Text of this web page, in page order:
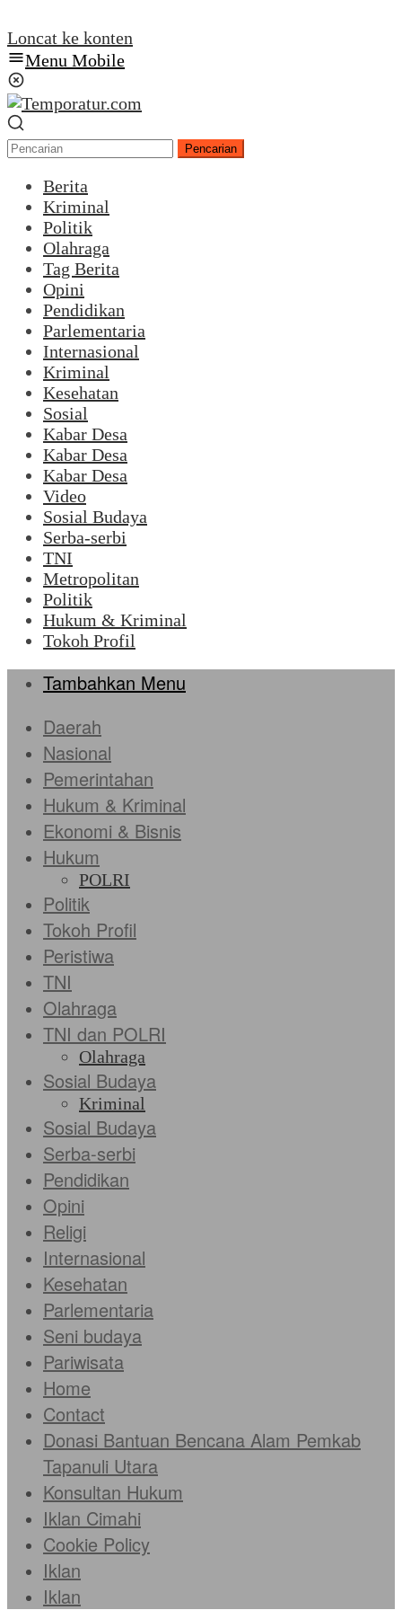
Loncat ke konten
Menu Mobile
Pencarian
Berita
Kriminal
Politik
Olahraga
Tag Berita
Opini
Pendidikan
Parlementaria
Internasional
Kriminal
Kesehatan
Sosial
Kabar Desa
Kabar Desa
Kabar Desa
Video
Sosial Budaya
Serba-serbi
TNI
Metropolitan
Politik
Hukum & Kriminal
Tokoh Profil
Tambahkan Menu
Daerah
Nasional
Pemerintahan
Hukum & Kriminal
Ekonomi & Bisnis
Hukum
POLRI
Politik
Tokoh Profil
Peristiwa
TNI
Olahraga
TNI dan POLRI
Olahraga
Sosial Budaya
Kriminal
Sosial Budaya
Serba-serbi
Pendidikan
Opini
Religi
Internasional
Kesehatan
Parlementaria
Seni budaya
Pariwisata
Home
Contact
Donasi Bantuan Bencana Alam Pemkab
Tapanuli Utara
Konsultan Hukum
Iklan Cimahi
Cookie Policy
Iklan
Iklan